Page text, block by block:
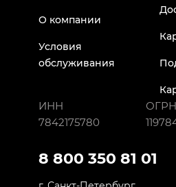
О компании
Условия
обслуживания
ИНН
7842175780
ОГРН
8 800 350 81 01